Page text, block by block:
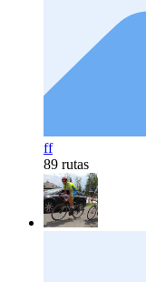
ff
89 rutas